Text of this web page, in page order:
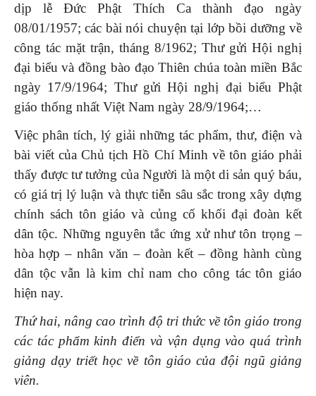
dịp lễ Đức Phật Thích Ca thành đạo ngày
08/01/1957; các bài nói chuyện tại lớp bồi d­ưỡng về
công tác mặt trận, tháng 8/1962; Th­ư gửi Hội nghị
đại biểu và đồng bào đạo Thiên chúa toàn miền Bắc
ngày 17/9/1964; Thư gửi Hội nghị đại biểu Phật
giáo thống nhất Việt Nam ngày 28/9/1964;…
Việc phân tích, lý giải những tác phẩm, th­ư, điện và
bài viết của Chủ tịch Hồ Chí Minh về tôn giáo phải
thấy được tư tưởng của Người là một di sản quý báu,
có giá trị lý luận và thực tiễn sâu sắc trong xây dựng
chính sách tôn giáo và củng cố khối đại đoàn kết
dân tộc. Những nguyên tắc ứng xử như tôn trọng –
hòa hợp – nhân văn – đoàn kết – đồng hành cùng
dân tộc vẫn là kim chỉ nam cho công tác tôn giáo
hiện nay.
Thứ hai, nâng cao trình độ tri thức về tôn giáo trong
các tác phẩm kinh điển và vận dụng vào quá trình
giảng dạy triết học về tôn giáo của đội ngũ giảng
viên.